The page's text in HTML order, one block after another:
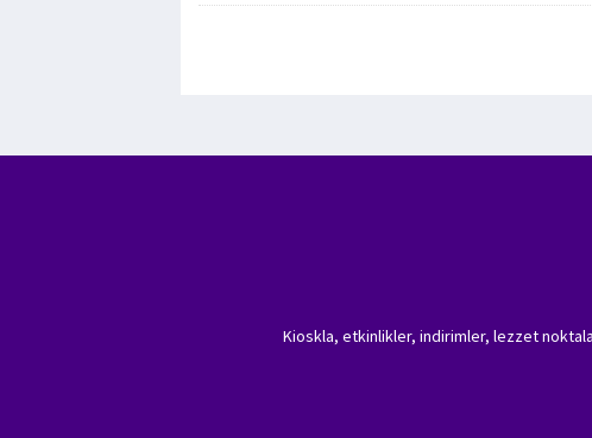
Kioskla, etkinlikler, indirimler, lezzet